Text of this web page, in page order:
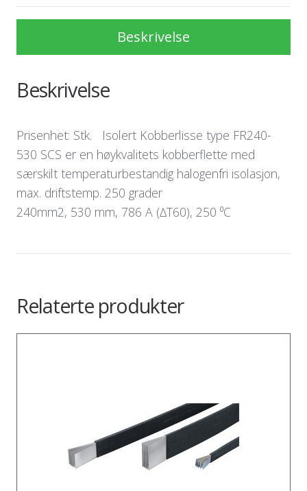
Beskrivelse
Beskrivelse
Prisenhet: Stk. Isolert Kobberlisse type FR240-
530 SCS er en høykvalitets kobberflette med
særskilt temperaturbestandig halogenfri isolasjon,
max. driftstemp. 250 grader
240mm2, 530 mm, 786 A (∆T60), 250 ⁰C
Relaterte produkter